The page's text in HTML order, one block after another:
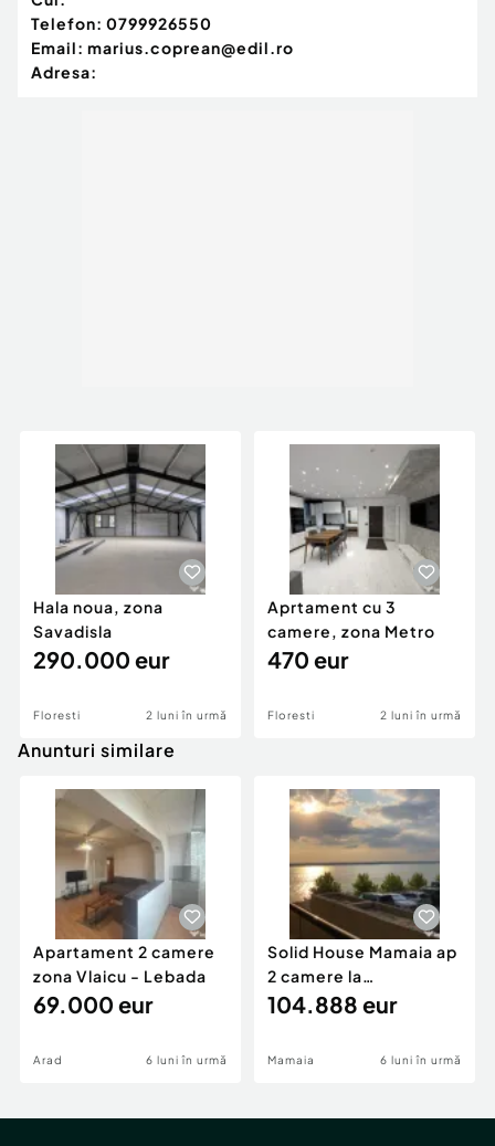
Telefon: 0799926550
Email: marius.coprean@edil.ro
Adresa:
Hala noua, zona
Savadisla
290.000 eur
Floresti 2 luni în urmă
Aprtament cu 3
camere, zona Metro
470 eur
Floresti 2 luni în urmă
Anunturi similare
Apartament 2 camere
zona Vlaicu - Lebada
69.000 eur
Arad 6 luni în urmă
Solid House Mamaia ap
2 camere la
cheie,langa Mega
104.888 eur
Mamaia 6 luni în urmă